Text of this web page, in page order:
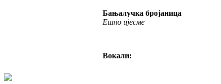
Бањалучка бројаница
Етно пјесме
Вокали: